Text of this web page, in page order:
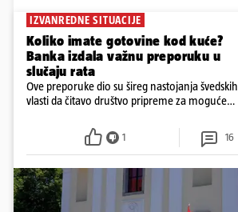
IZVANREDNE SITUACIJE
Koliko imate gotovine kod kuće?
Banka izdala važnu preporuku u
slučaju rata
Ove preporuke dio su šireg nastojanja švedskih
vlasti da čitavo društvo pripreme za moguće
1 16